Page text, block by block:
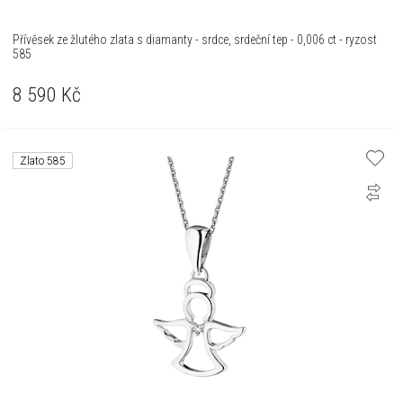
Přívěsek ze žlutého zlata s diamanty - srdce, srdeční tep - 0,006 ct - ryzost
585
8 590 Kč
Zlato 585